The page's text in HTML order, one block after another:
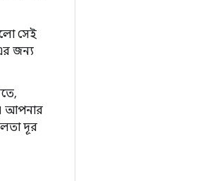
সেই
জন্য
আপনার
দূর